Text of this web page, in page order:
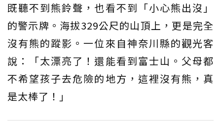
既聽不到熊鈴聲，也看不到「小心熊出沒」
的警示牌。海拔329公尺的山頂上，更是完全
沒有熊的蹤影。一位來自神奈川縣的觀光客
說：「太漂亮了！還能看到富士山。父母都
不希望孩子去危險的地方，這裡沒有熊，真
是太棒了！」